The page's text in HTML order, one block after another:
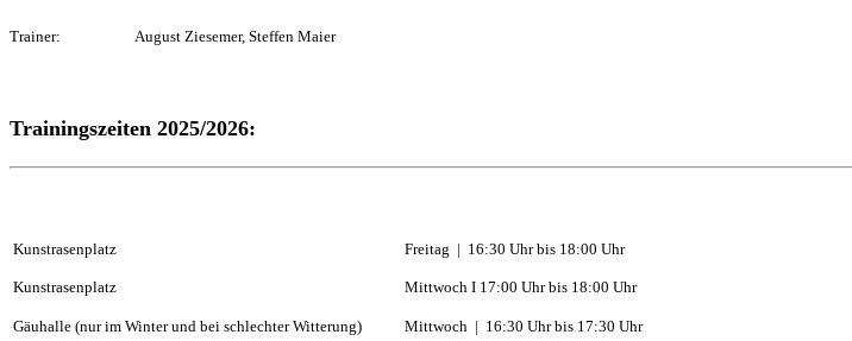
Trainer: August Ziesemer, Steffen Maier
Trainingszeiten 2025/2026:
Kunstrasenplatz Freitag | 16:30 Uhr bis 18:00 Uhr
Kunstrasenplatz Mittwoch I 17:00 Uhr bis 18:00 Uhr
Gäuhalle (nur im Winter und bei schlechter Witterung) Mittwoch | 16:30 Uhr bis 17:30 Uhr